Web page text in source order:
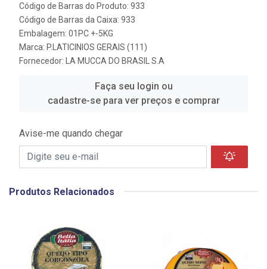
Código de Barras do Produto: 933
Código de Barras da Caixa: 933
Embalagem: 01PC +-5KG
Marca: P.LATICINIOS GERAIS (111)
Fornecedor:
LA MUCCA DO BRASIL S.A
Faça seu login ou
cadastre-se para ver preços e comprar
Avise-me quando chegar
Produtos Relacionados